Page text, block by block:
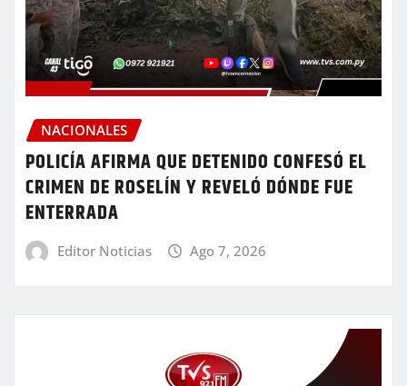
NACIONALES
POLICÍA AFIRMA QUE DETENIDO CONFESÓ EL
CRIMEN DE ROSELÍN Y REVELÓ DÓNDE FUE
ENTERRADA
Editor Noticias Ago 7, 2026